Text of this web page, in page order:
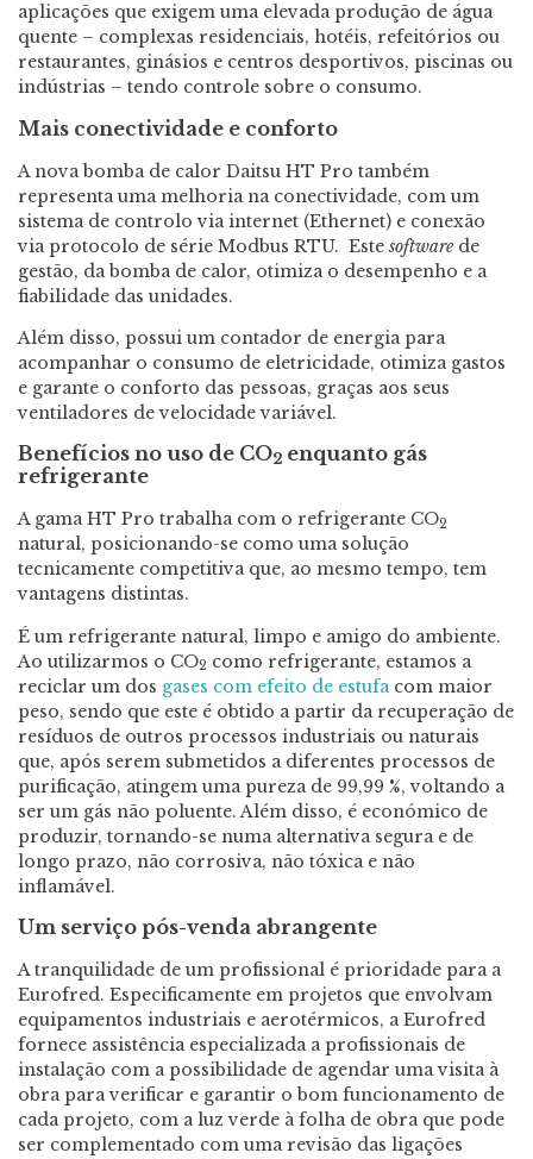
aplicações que exigem uma elevada produção de água
quente – complexas residenciais, hotéis, refeitórios ou
restaurantes, ginásios e centros desportivos, piscinas ou
indústrias – tendo controle sobre o consumo.
Mais conectividade e conforto
A nova bomba de calor Daitsu HT Pro também
representa uma melhoria na conectividade, com um
sistema de controlo via internet (Ethernet) e conexão
via protocolo de série Modbus RTU. Este softwarede
gestão, da bomba de calor, otimiza o desempenho e a
fiabilidade das unidades.
Além disso, possui um contador de energia para
acompanhar o consumo de eletricidade, otimiza gastos
e garante o conforto das pessoas, graças aos seus
ventiladores de velocidade variável.
Benefícios no uso de CO2 enquanto gás
refrigerante
A gama HT Pro trabalha com o refrigerante CO2
natural, posicionando-se como uma solução
tecnicamente competitiva que, ao mesmo tempo, tem
vantagens distintas.
É um refrigerante natural, limpo e amigo do ambiente.
Ao utilizarmos o CO2 como refrigerante, estamos a
reciclar um dos gases com efeito de estufacom maior
peso, sendo que este é obtido a partir da recuperação de
resíduos de outros processos industriais ou naturais
que, após serem submetidos a diferentes processos de
purificação, atingem uma pureza de 99,99 %, voltando a
ser um gás não poluente. Além disso, é económico de
produzir, tornando-se numa alternativa segura e de
longo prazo, não corrosiva, não tóxica e não
inflamável.
Um serviço pós-venda abrangente
A tranquilidade de um profissional é prioridade para a
Eurofred. Especificamente em projetos que envolvam
equipamentos industriais e aerotérmicos, a Eurofred
fornece assistência especializada a profissionais de
instalação com a possibilidade de agendar uma visita à
obra para verificar e garantir o bom funcionamento de
cada projeto, com a luz verde à folha de obra que pode
ser complementado com uma revisão das ligações